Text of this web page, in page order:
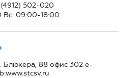
502-020
09:00-18:00
Блюхера, 88 офис 302 e-